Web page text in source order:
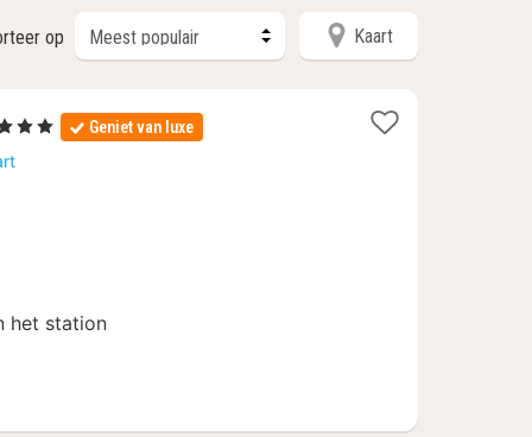
op Kaart
Geniet van luxe
het station